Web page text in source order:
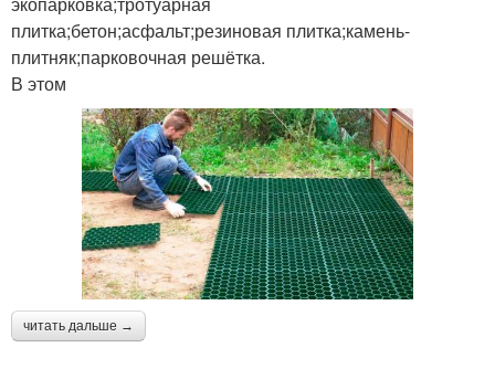
плитка;бетон;асфальт;резиновая плитка;камень-
плитняк;парковочная решётка.
В этом
читать дальше →